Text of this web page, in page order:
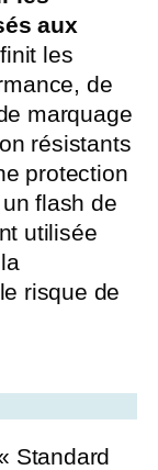
aux
les
de
marquage
résistants
protection
flash de
utilisée
risque de
Standard